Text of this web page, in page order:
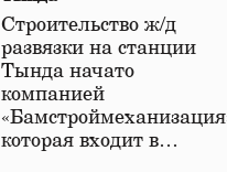
Строительство ж/д
развязки на станции
Тында начато
компанией
которая входит в…